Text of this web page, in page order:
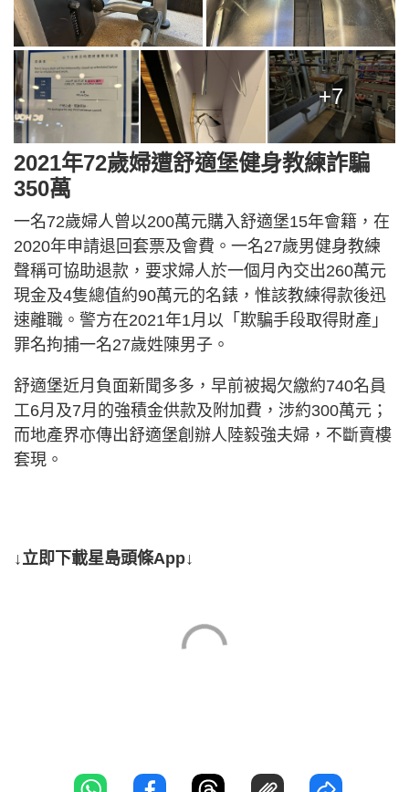
+7
2021年72歲婦遭舒適堡健身教練詐騙
350萬
一名72歲婦人曾以200萬元購入舒適堡15年會籍，在
2020年申請退回套票及會費。一名27歲男健身教練
聲稱可協助退款，要求婦人於一個月內交出260萬元
現金及4隻總值約90萬元的名錶，惟該教練得款後迅
速離職。警方在2021年1月以「欺騙手段取得財產」
罪名拘捕一名27歲姓陳男子。
舒適堡近月負面新聞多多，早前被揭欠繳約740名員
工6月及7月的強積金供款及附加費，涉約300萬元；
而地產界亦傳出舒適堡創辦人陸毅強夫婦，不斷賣樓
套現。
↓立即下載星島頭條App↓